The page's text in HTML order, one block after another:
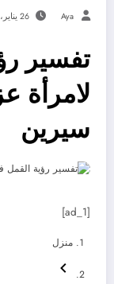
Aya 26 يناير، 2025
تفسير
لامرأة
سيرين
[ad_1]
منزل